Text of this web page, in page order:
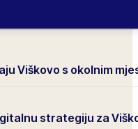
Viškovo s okolnim
strategiju za